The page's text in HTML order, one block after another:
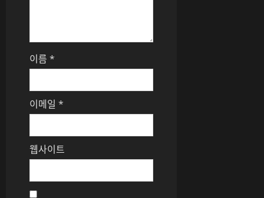
이름 *
이메일 *
웹사이트